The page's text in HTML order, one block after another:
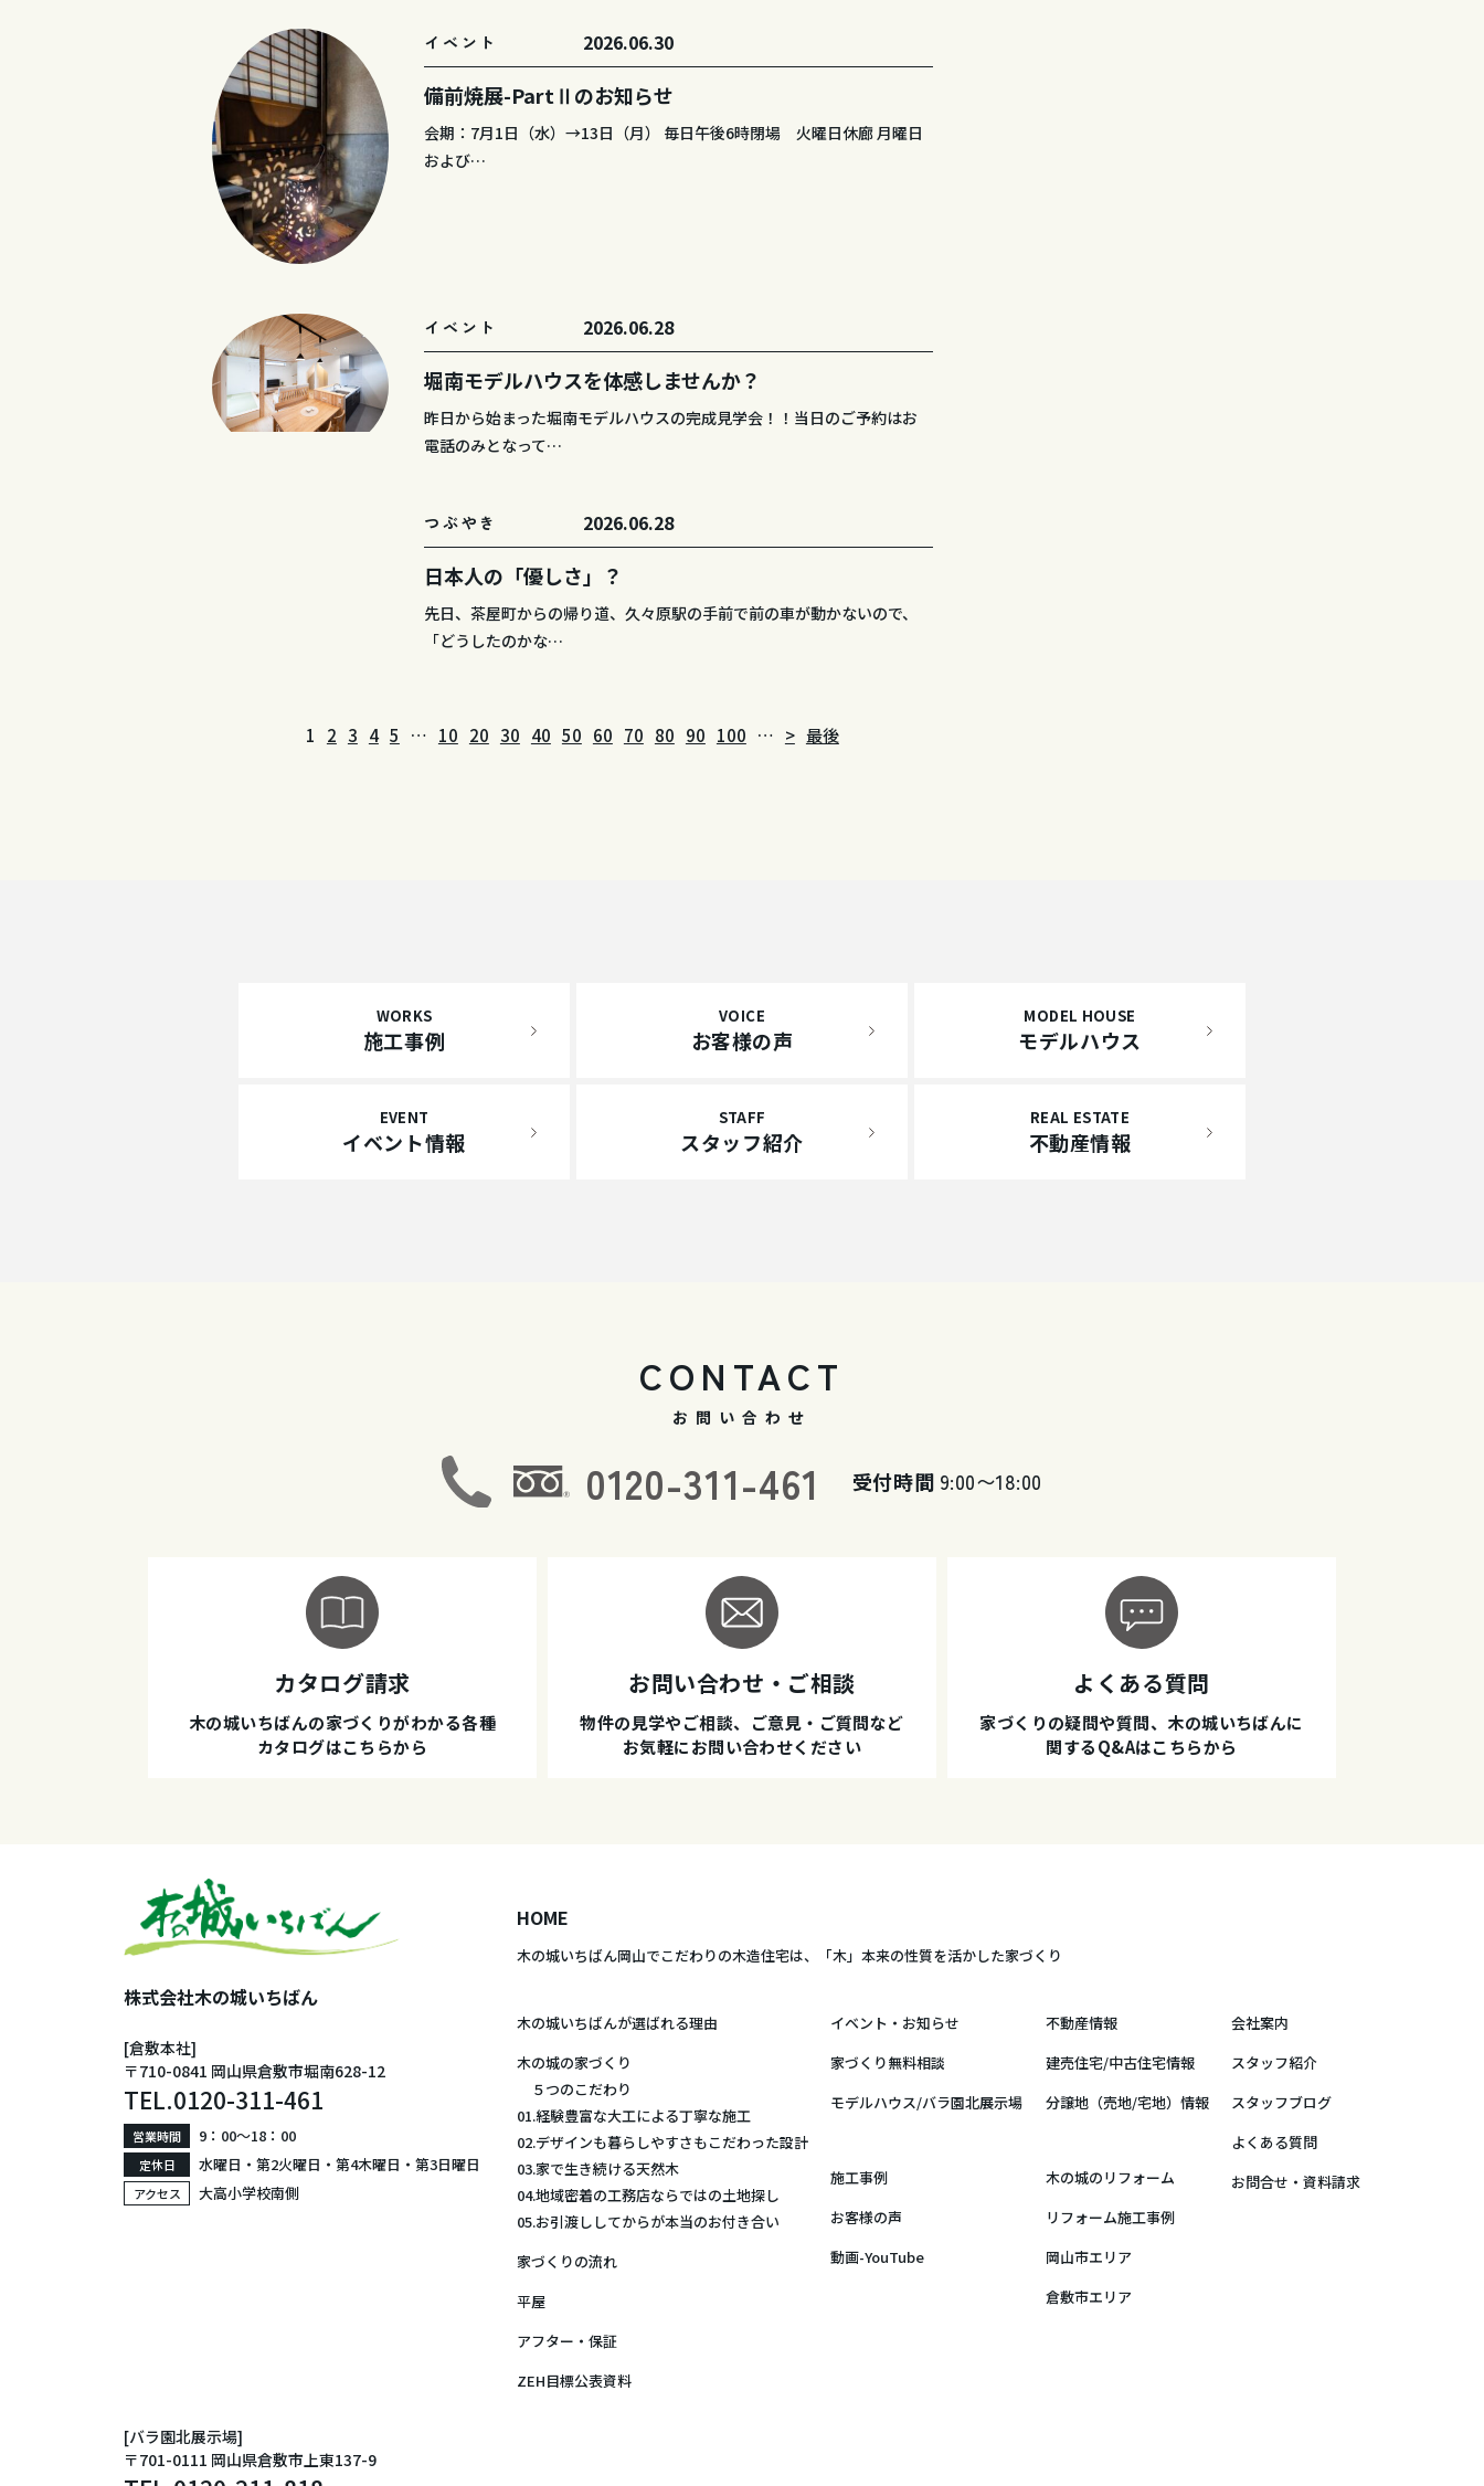
イベント 2026.06.30
備前焼展-PartⅡのお知らせ
会期：7月1日（水）→13日（月） 毎日午後6時閉場 火曜日休廊 月曜日
および…
イベント 2026.06.28
堀南モデルハウスを体感しませんか？
昨日から始まった堀南モデルハウスの完成見学会！！当日のご予約はお
電話のみとなって…
つぶやき 2026.06.28
日本人の「優しさ」？
先日、茶屋町からの帰り道、久々原駅の手前で前の車が動かないので、
「どうしたのかな…
1 2 3 4 5 … 10 20 30 40 50 60 70 80 90 100 … > 最後
WORKS
施工事例
VOICE
お客様の声
MODEL HOUSE
モデルハウス
EVENT
イベント情報
STAFF
スタッフ紹介
REAL ESTATE
不動産情報
CONTACT
お問い合わせ
0120-311-461 受付時間 9:00〜18:00
カタログ請求
木の城いちばんの家づくりがわかる各種
カタログはこちらから
お問い合わせ・ご相談
物件の見学やご相談、ご意見・ご質問など
お気軽にお問い合わせください
よくある質問
家づくりの疑問や質問、木の城いちばんに
関するQ&Aはこちらから
株式会社木の城いちばん
[倉敷本社]
〒710-0841 岡山県倉敷市堀南628-12
TEL.0120-311-461
営業時間 9：00〜18：00
定休日 水曜日・第2火曜日・第4木曜日・第3日曜日
アクセス 大高小学校南側
[バラ園北展示場]
〒701-0111 岡山県倉敷市上東137-9
HOME
木の城いちばん岡山でこだわりの木造住宅は、 「木」本来の性質を活かした家づくり
木の城いちばんが選ばれる理由
木の城の家づくり
５つのこだわり
01.経験豊富な大工による丁寧な施工
02.デザインも暮らしやすさもこだわった設計
03.家で生き続ける天然木
04.地域密着の工務店ならではの土地探し
05.お引渡ししてからが本当のお付き合い
家づくりの流れ
平屋
アフター・保証
ZEH目標公表資料
イベント・お知らせ
家づくり無料相談
モデルハウス/バラ園北展示場
施工事例
お客様の声
動画-YouTube
不動産情報
建売住宅/中古住宅情報
分譲地（売地/宅地）情報
木の城のリフォーム
リフォーム施工事例
岡山市エリア
倉敷市エリア
会社案内
スタッフ紹介
スタッフブログ
よくある質問
お問合せ・資料請求